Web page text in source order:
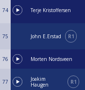
74 Terje Kristoffersen
75 John E.Erstad R1
76 Morten Nordsveen
77
Joakim
Haugen
R1